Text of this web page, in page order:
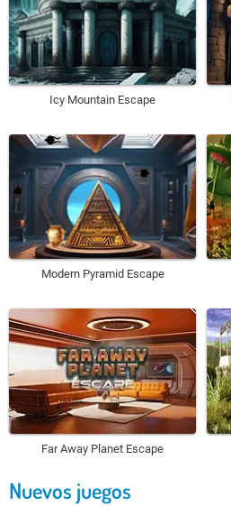
Icy Mountain Escape
Modern Pyramid Escape
Far Away Planet Escape
Nuevos juegos